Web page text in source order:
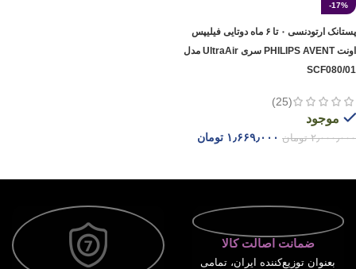
-17%
پستانک ارتودنسی ۰ تا ۶ ماه دوتایی فیلیپس
اونت PHILIPS AVENT سری UltraAir مدل
SCF080/01
(25)
موجود
۲٫۰۰۰٫۰۰۰ تومان ۱٫۶۶۹٫۰۰۰ تومان
ضمانت اصالت کالا
بعنوان توزیع‌کننده ایران، تمامی